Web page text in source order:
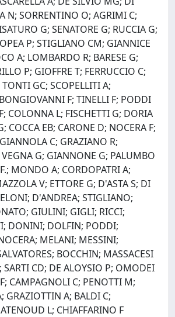
N; SORRENTINO O; AGRIMI C;
G; SENATORE G; RUCCIA G;
P; STIGLIANO CM; GIANNICE
A; LOMBARDO R; BARESE G;
P; GIOFFRE T; FERRUCCIO C;
GC; SCOPELLITI A;
F; TINELLI F; PODDI
COLONNA L; FISCHETTI G; DORIA
COCCA EB; CARONE D; NOCERA F;
C; GRAZIANO R;
VEGNA G; GIANNONE G; PALUMBO
MONDO A; CORDOPATRI A;
V; ETTORE G; D'ASTA S; DI
D'ANDREA; STIGLIANO;
GIULINI; GIGLI; RICCI;
DONINI; DOLFIN; PODDI;
MELANI; MESSINI;
BOCCHIN; MASSACESI
SARTI CD; DE ALOYSIO P; OMODEI
CAMPAGNOLI C; PENOTTI M;
GRAZIOTTIN A; BALDI C;
L; CHIAFFARINO F